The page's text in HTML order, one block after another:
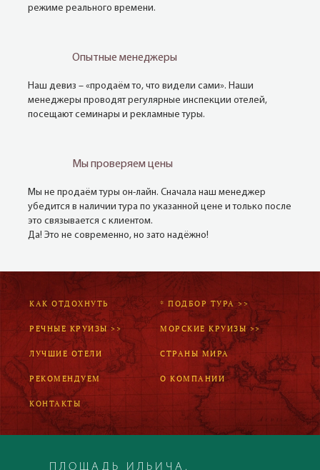
режиме реального времени.
Опытные менеджеры
Наш девиз – «продаём то, что видели сами». Наши
менеджеры проводят регулярные инспекции отелей,
посещают семинары и рекламные туры.
Мы проверяем цены
Мы не продаём туры он-лайн. Сначала наш менеджер
убедится в наличии тура по указанной цене и только после
это связывается с клиентом.
Да! Это не современно, но зато надёжно!
КАК ОТДОХНУТЬ * ПОДБОР ТУРА >>
РЕЧНЫЕ КРУИЗЫ >> МОРСКИЕ КРУИЗЫ >>
ЛУЧШИЕ ОТЕЛИ СТРАНЫ МИРА
РЕКОМЕНДУЕМ О КОМПАНИИ
КОНТАКТЫ
ПЛОЩАДЬ ИЛЬИЧА,